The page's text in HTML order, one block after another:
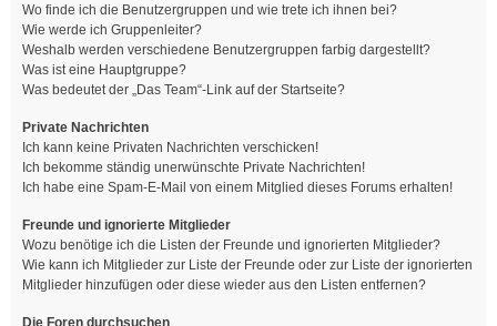
Wo finde ich die Benutzergruppen und wie trete ich ihnen bei?
Wie werde ich Gruppenleiter?
Weshalb werden verschiedene Benutzergruppen farbig dargestellt?
Was ist eine Hauptgruppe?
Was bedeutet der „Das Team“-Link auf der Startseite?
Private Nachrichten
Ich kann keine Privaten Nachrichten verschicken!
Ich bekomme ständig unerwünschte Private Nachrichten!
Ich habe eine Spam-E-Mail von einem Mitglied dieses Forums erhalten!
Freunde und ignorierte Mitglieder
Wozu benötige ich die Listen der Freunde und ignorierten Mitglieder?
Wie kann ich Mitglieder zur Liste der Freunde oder zur Liste der ignorierten
Mitglieder hinzufügen oder diese wieder aus den Listen entfernen?
Die Foren durchsuchen